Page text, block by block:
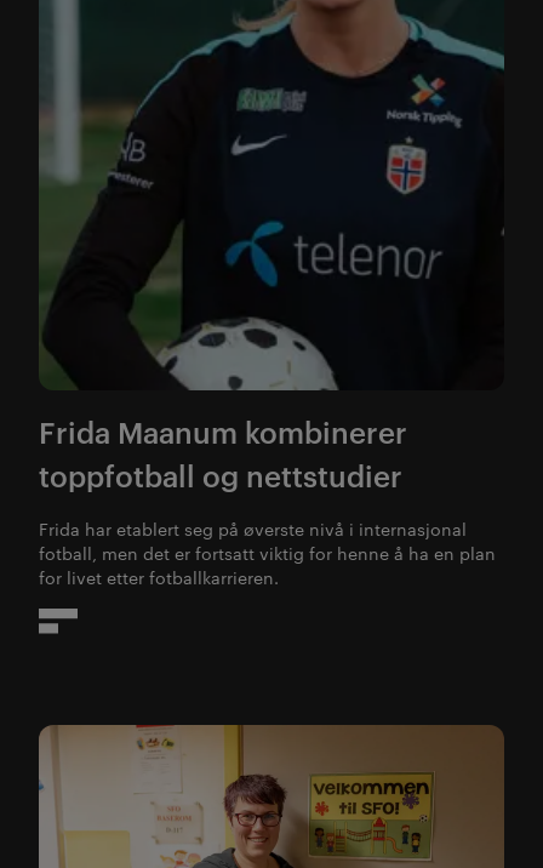
Frida Maanum kombinerer
toppfotball og nettstudier
Frida har etablert seg på øverste nivå i internasjonal
fotball, men det er fortsatt viktig for henne å ha en plan
for livet etter fotballkarrieren.